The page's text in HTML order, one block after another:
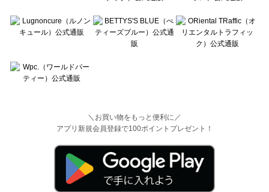
＼お買い物をもっと便利に／
アプリ新規会員登録で100ポイントプレゼント！